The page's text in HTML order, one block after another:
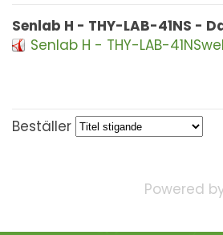
Senlab H - THY-LAB-41NS -
Senlab H - THY-LAB-
Beställer
Powered